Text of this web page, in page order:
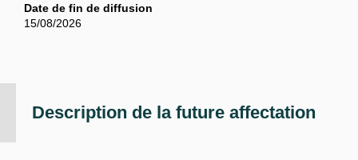
Description de la future affectation
Date de fin de diffusion
15/08/2026